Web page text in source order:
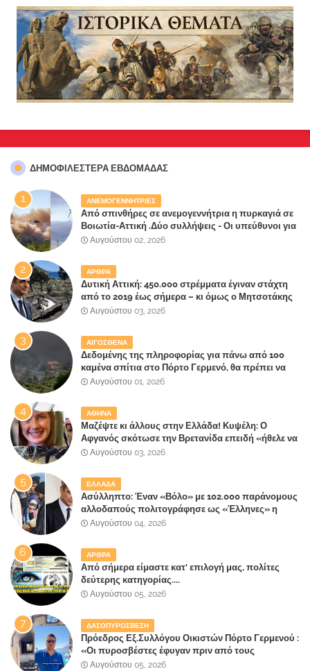
ΔΗΜΟΦΙΛΈΣΤΕΡΑ ΕΒΔΟΜΆΔΑΣ
ΑΝΕΜΟΓΕΝΝΗΤΡΙΕΣ
Από σπινθήρες σε ανεμογεννήτρια η πυρκαγιά σε
Βοιωτία-Αττική .Δύο συλλήψεις - Οι υπεύθυνοι για
την λάθος διαχείριση της κατάσβεσης θα
Αυγούστου 02, 2026
ΑΡΘΡΑ
Δυτική Αττική: 450.000 στρέμματα έγιναν στάχτη
από το 2019 έως σήμερα – κι όμως ο Μητσοτάκης
έλαβε 40% και 45% στις εκλογές του 2023,ενώ 50%
Αυγούστου 03, 2026
ΑΙΓΟΣΘΕΝΑ
Δεδομένης της πληροφορίας για πάνω από 100
καμένα σπίτια στο Πόρτο Γερμενό, θα πρέπει να
αναζητηθούν ευθύνες για την ολοσχερή
επίγειου παραδείσου της Αττικής
Αυγούστου 01, 2026
ΑΘΗΝΑ
Μαζέψτε κι άλλους στην Ελλάδα! Κυψέλη: Ο
Αφγανός σκότωσε την Βρετανίδα επειδή «ήθελε να
κάνει τη σύντροφό του χριστιανή»
Αυγούστου 03, 2026
ΕΛΛΑΔΑ
Ασύλληπτο: Έναν «Βόλο» με 102.000 παράνομους
αλλοδαπούς πολιτογράφησε ως «Έλληνες» η
κυβέρνηση!
Αυγούστου 04, 2026
ΑΡΘΡΑ
Από σήμερα είμαστε κατ' επιλογή μας, πολίτες
δεύτερης κατηγορίας....
Αυγούστου 05, 2026
ΔΑΣΟΠΥΡΟΣΒΕΣΗ
Πρόεδρος Εξ.Συλλόγου Οικιστών Πόρτο Γερμενού :
«Οι πυροσβέστες έφυγαν πριν από τους
κατοίκους»
Αυγούστου 05, 2026